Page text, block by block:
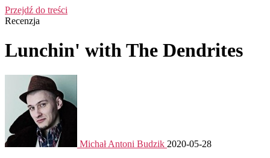
Przejdź do treści
Recenzja
Lunchin' with The Dendrites
Michał Antoni Budzik 2020-05-28